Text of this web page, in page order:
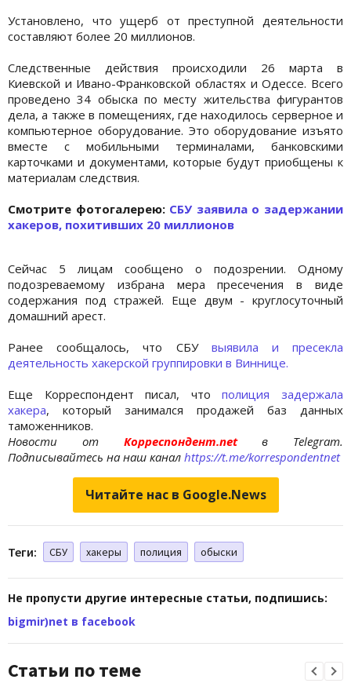
Установлено, что ущерб от преступной деятельности
составляют более 20 миллионов.
Следственные действия происходили 26 марта в
Киевской и Ивано-Франковской областях и Одессе. Всего
проведено 34 обыска по месту жительства фигурантов
дела, а также в помещениях, где находилось серверное и
компьютерное оборудование. Это оборудование изъято
вместе с мобильными терминалами, банковскими
карточками и документами, которые будут приобщены к
материалам следствия.
Cмотрите фотогалерею: СБУ заявила о задержании
хакеров, похитивших 20 миллионов
Сейчас 5 лицам сообщено о подозрении. Одному
подозреваемому избрана мера пресечения в виде
содержания под стражей. Еще двум - круглосуточный
домашний арест.
Ранее сообщалось, что СБУ выявила и пресекла
деятельность хакерской группировки в Виннице.
Еще Корреспондент писал, что полиция задержала
хакера, который занимался продажей баз данных
таможенников.
Новости отКорреспондент.netв Telegram.
Подписывайтесь на наш канал https://t.me/korrespondentnet
Читайте нас в Google.News
Теги: СБУ хакеры полиция обыски
Не пропусти другие интересные статьи, подпишись:
bigmir)net в facebook
Статьи по теме